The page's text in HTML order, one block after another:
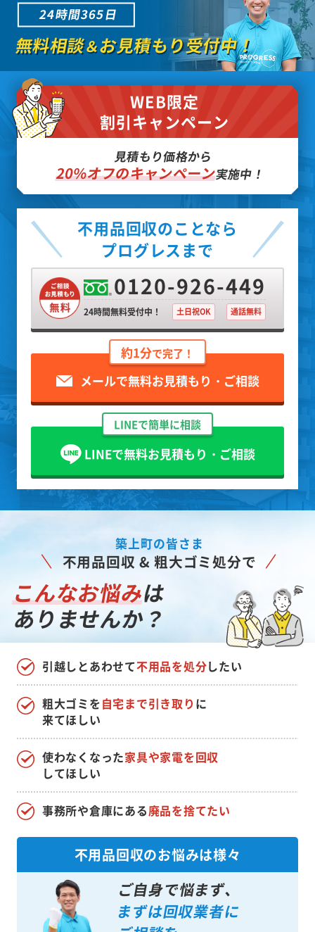
24時間365日
無料相談＆お見積もり受付中！
WEB限定
割引キャンペーン
見積もり価格から
20%オフのキャンペーン実施中！
不用品回収のことなら
プログレスまで
0120-926-449
24時間無料受付中！ 土日祝OK 通話無料
約1分で完了！
メールで無料お見積もり・ご相談
LINEで簡単に相談
LINEで無料お見積もり・ご相談
築上町の皆さま
不用品回収 & 粗大ゴミ処分で
こんなお悩みは
ありませんか？
引越しとあわせて不用品を処分したい
使わなくなった家具や家電を回収
してほしい
粗大ゴミを自宅まで引き取り に
来てほしい
事務所や倉庫にある廃品を捨てたい
不用品回収のお悩みは様々
ご自身で悩まず、
まずは回収業者に